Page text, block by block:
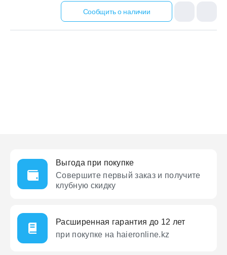
на товары
упаковки
ГОТОВЫЕ РЕШЕНИЯ
Выберите свою стирально-сушильную
Сообщить о наличии
Выгода при покупке
Совершите первый заказ и получите
клубную скидку
Расширенная гарантия до 12 лет
при покупке на haieronline.kz